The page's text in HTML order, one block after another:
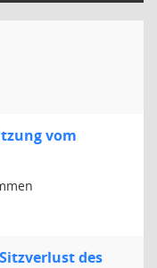
vom
des